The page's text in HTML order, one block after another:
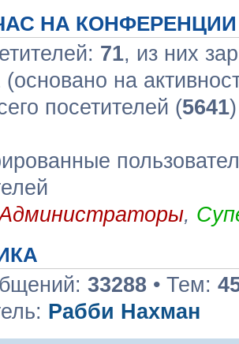
НА КОНФЕРЕНЦИИ
71, из них
(основано на
посетителей (5641
,
33288 • Тем:
Рабби Нахман